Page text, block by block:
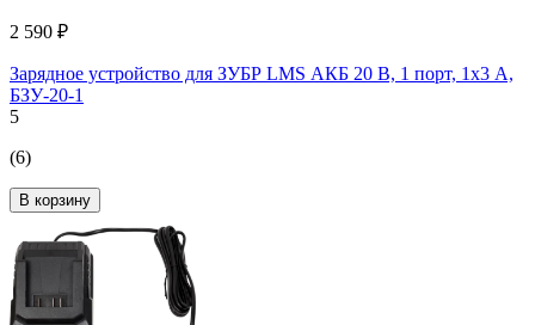
2 590 ₽
Зарядное устройство для ЗУБР LMS АКБ 20 В, 1 порт, 1x3 А,
БЗУ-20-1
5
(6)
В корзину